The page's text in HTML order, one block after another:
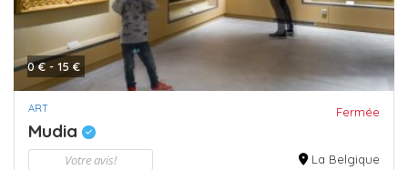
0 € - 15 €
ART Fermée
Mudia
Votre avis! La Belgique